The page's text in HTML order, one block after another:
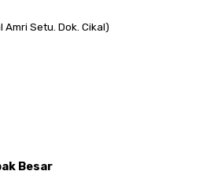
Amri Setu. Dok. Cikal)
Besar